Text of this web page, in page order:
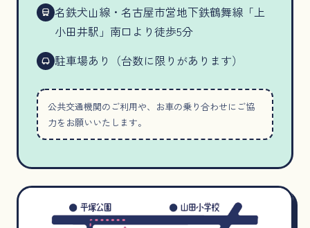
名鉄犬山線・名古屋市営地下鉄鶴舞線「上
小田井駅」南口より徒歩5分
駐車場あり（台数に限りがあります）
公共交通機関のご利用や、お車の乗り合わせにご協
力をお願いいたします。